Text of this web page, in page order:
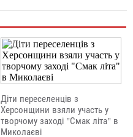
Діти переселенців з
Херсонщини взяли участь у
творчому заході "Смак літа" в
Миколаєві